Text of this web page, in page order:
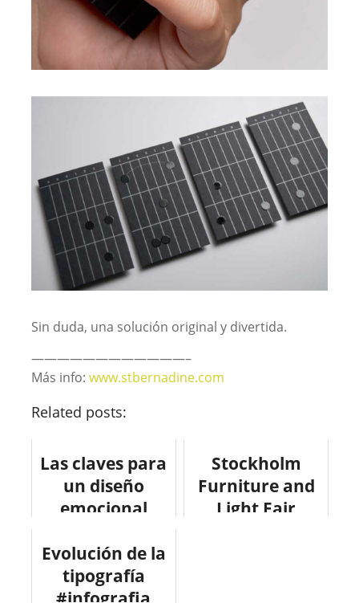
Sin duda, una solución original y divertida.
————————————–
Más info: www.stbernadine.com
Related posts:
Las claves para
un diseño
emocional
Stockholm
Furniture and
Light Fair
Evolución de la
tipografía
#infografia